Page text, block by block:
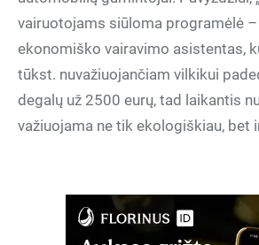
vairuotojams siūloma programėlė
ekonomiško vairavimo asistentas,
tūkst. nuvažiuojančiam vilkikui
degalų už 2500 eurų, tad laikantis
važiuojama ne tik ekologiškiau, bet